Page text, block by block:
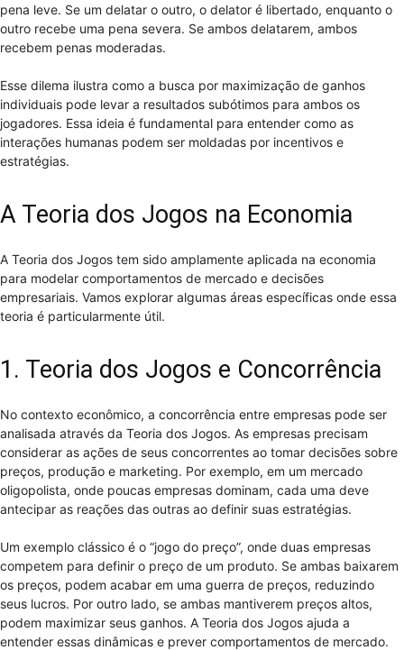
pena leve. Se um delatar o outro, o delator é libertado, enquanto o
outro recebe uma pena severa. Se ambos delatarem, ambos
recebem penas moderadas.
Esse dilema ilustra como a busca por maximização de ganhos
individuais pode levar a resultados subótimos para ambos os
jogadores. Essa ideia é fundamental para entender como as
interações humanas podem ser moldadas por incentivos e
estratégias.
A Teoria dos Jogos na Economia
A Teoria dos Jogos tem sido amplamente aplicada na economia
para modelar comportamentos de mercado e decisões
empresariais. Vamos explorar algumas áreas específicas onde essa
teoria é particularmente útil.
1. Teoria dos Jogos e Concorrência
No contexto econômico, a concorrência entre empresas pode ser
analisada através da Teoria dos Jogos. As empresas precisam
considerar as ações de seus concorrentes ao tomar decisões sobre
preços, produção e marketing. Por exemplo, em um mercado
oligopolista, onde poucas empresas dominam, cada uma deve
antecipar as reações das outras ao definir suas estratégias.
Um exemplo clássico é o “jogo do preço”, onde duas empresas
competem para definir o preço de um produto. Se ambas baixarem
os preços, podem acabar em uma guerra de preços, reduzindo
seus lucros. Por outro lado, se ambas mantiverem preços altos,
podem maximizar seus ganhos. A Teoria dos Jogos ajuda a
entender essas dinâmicas e prever comportamentos de mercado.